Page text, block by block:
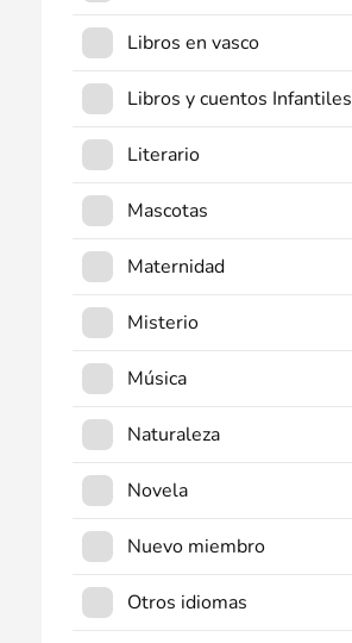
Libros en vasco
Libros y cuentos Infantiles
Literario
Mascotas
Maternidad
Misterio
Música
Naturaleza
Novela
Nuevo miembro
Otros idiomas